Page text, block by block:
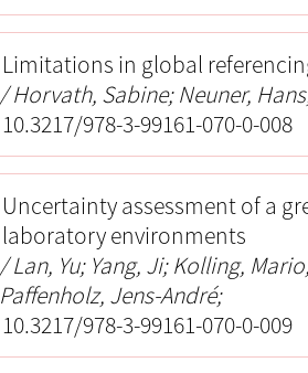
Limitations in global
Horvath, Sabine; Neuner,
10.3217/978-3-99161-070-0-008
Uncertainty assessment of a
laboratory environments
Lan, Yu; Yang, Ji; Kolling,
Paffenholz, Jens-André;
10.3217/978-3-99161-070-0-009